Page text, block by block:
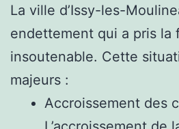
La ville d’Issy-les-
endettement qui a pris la
insoutenable. Cette
majeurs :
Accroissement des